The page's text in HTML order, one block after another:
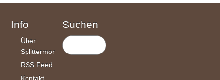
Info
Über
Splittermond
RSS Feed
Kontakt
Suchen